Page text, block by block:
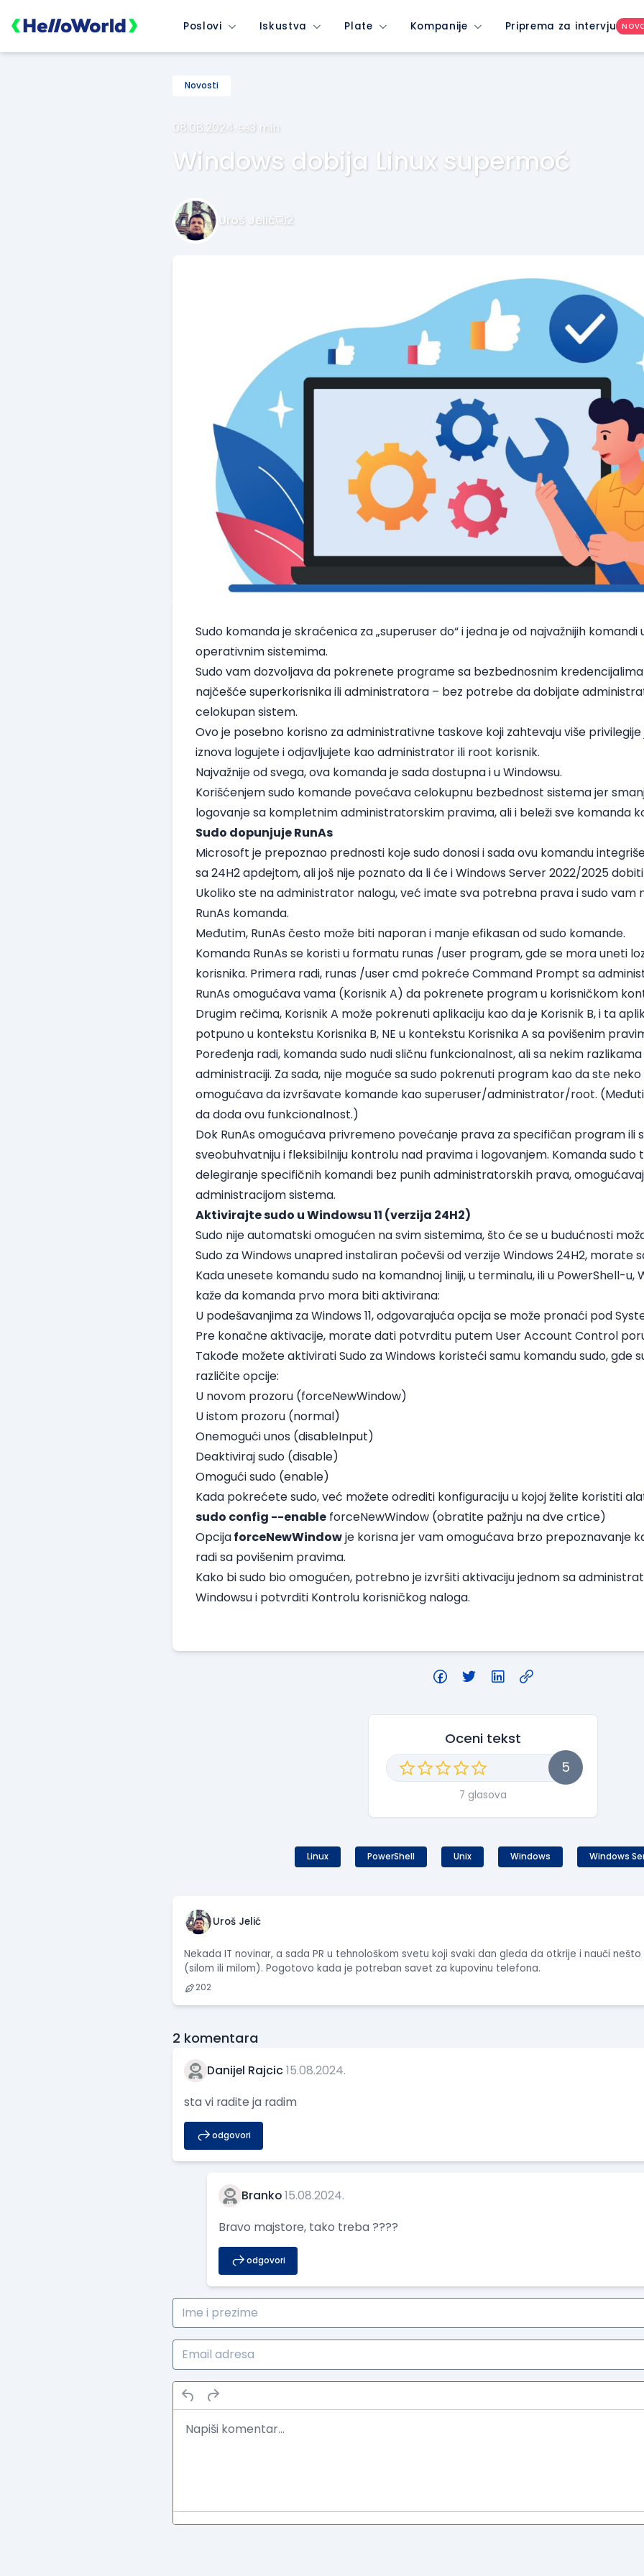
Poslovi Iskustva Plate Kompanije Priprema za intervju
Novosti
08.08.2024. 3 min
Windows dobija Linux supermoć
Uroš Jelić 2
Sudo komanda je skraćenica za „superuser do“ i jedna je od najvažnijih komandi
operativnim sistemima.
Sudo vam dozvoljava da pokrenete programe sa bezbednosnim
najčešće superkorisnika ili administratora – bez potrebe da dobijate
celokupan sistem.
Ovo je posebno korisno za administrativne taskove koji zahtevaju više
iznova logujete i odjavljujete kao administrator ili root korisnik.
Najvažnije od svega, ova komanda je sada dostupna i u Windowsu.
Korišćenjem sudo komande povećava celokupnu bezbednost sistema jer
logovanje sa kompletnim administratorskim pravima, ali i beleži sve komanda
Sudo dopunjuje RunAs
Microsoft je prepoznao prednosti koje sudo donosi i sada ovu komandu integriše
sa 24H2 apdejtom, ali još nije poznato da li će i Windows Server 2022/2025
Ukoliko ste na administrator nalogu, već imate sva potrebna prava i sudo vam
RunAs komanda.
Međutim, RunAs često može biti naporan i manje efikasan od sudo komande.
Komanda RunAs se koristi u formatu runas /user program, gde se mora uneti
korisnika. Primera radi, runas /user cmd pokreće Command Prompt sa
RunAs omogućava vama (Korisnik A) da pokrenete program u korisničkom
Drugim rečima, Korisnik A može pokrenuti aplikaciju kao da je Korisnik B, i ta
potpuno u kontekstu Korisnika B, NE u kontekstu Korisnika A sa povišenim
Poređenja radi, komanda sudo nudi sličnu funkcionalnost, ali sa nekim
administraciji. Za sada, nije moguće sa sudo pokrenuti program kao da ste neko
omogućava da izvršavate komande kao superuser/administrator/root.
da doda ovu funkcionalnost.)
Dok RunAs omogućava privremeno povećanje prava za specifičan program ili
sveobuhvatniju i fleksibilniju kontrolu nad pravima i logovanjem. Komanda
delegiranje specifičnih komandi bez punih administratorskih prava,
administracijom sistema.
Aktivirajte sudo u Windowsu 11 (verzija 24H2)
Sudo nije automatski omogućen na svim sistemima, što će se u budućnosti
Sudo za Windows unapred instaliran počevši od verzije Windows 24H2, morate
Kada unesete komandu sudo na komandnoj liniji, u terminalu, ili u PowerShell-u,
kaže da komanda prvo mora biti aktivirana:
U podešavanjima za Windows 11, odgovarajuća opcija se može pronaći pod
Pre konačne aktivacije, morate dati potvrditu putem User Account Control
Takođe možete aktivirati Sudo za Windows koristeći samu komandu sudo, gde
različite opcije:
U novom prozoru (forceNewWindow)
U istom prozoru (normal)
Onemogući unos (disableInput)
Deaktiviraj sudo (disable)
Omogući sudo (enable)
Kada pokrećete sudo, već možete odrediti konfiguraciju u kojoj želite koristiti
sudo config --enable forceNewWindow (obratite pažnju na dve crtice)
OpcijaforceNewWindowje korisna jer vam omogućava brzo prepoznavanje
radi sa povišenim pravima.
Kako bi sudo bio omogućen, potrebno je izvršiti aktivaciju jednom sa
Windowsu i potvrditi Kontrolu korisničkog naloga.
Oceni tekst
5
7 glasova
Linux PowerShell Unix Windows Windows
Uroš Jelić
Nekada IT novinar, a sada PR u tehnološkom svetu koji svaki dan gleda da otkrije i nauči
(silom ili milom). Pogotovo kada je potreban savet za kupovinu telefona.
202
2 komentara
Danijel Rajcic 15.08.2024.
sta vi radite ja radim
odgovori
Branko15.08.2024.
Bravo majstore, tako treba ????
odgovori